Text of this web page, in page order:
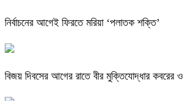
নির্বাচনের আগেই ফিরতে মরিয়া ‘পলাতক শক্তি’
বিজয় দিবসের আগের রাতে বীর মুক্তিযোদ্ধার